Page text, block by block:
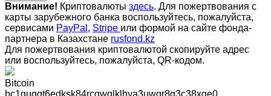
Внимание! Криптовалюты здесь. Для пожертвования с
карты зарубежного банка воспользуйтесь, пожалуйста,
сервисами PayPal , Stripe или формой на сайте фонда-
партнера в Казахстане rusfond.kz
Для пожертвования криптовалютой скопируйте адрес
или воспользуйтесь, пожалуйста, QR-кодом.
Bitcoin
bc1quqgt6edksk84rcgwqlklhya3uwgr8g3c38xge0